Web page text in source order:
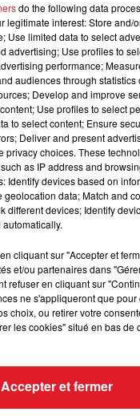
COURS, APRÈS
éléments, le
do the following data
legitimate interest: Store and/
Use limited data to select
advertising; Use profiles to
performance;
audiences through statistics
Develop and improve
Use profiles to select
to select content; Ensure
Deliver and present
privacy choices. These
as IP address and
Identify devices based on
geolocation data; Match and
different devices; Identify
cliquant sur "Accepter et
et/ou partenaires dans
refuser en cliquant sur
ne s'appliqueront que pour
choix, ou retirer votre
les cookies" situé en bas de
Accepter et fermer